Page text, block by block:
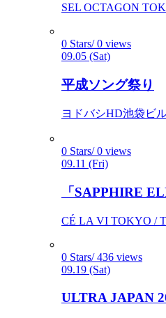
SEL OCTAGON
0 Stars/ 0 views
09.05 (Sat)
平成ソング祭り
ヨドバシHD池袋ビ
0 Stars/ 0 views
09.11 (Fri)
「SAPPHIRE
CÉ LA VI TOKYO /
0 Stars/ 436 views
09.19 (Sat)
ULTRA JAPAN